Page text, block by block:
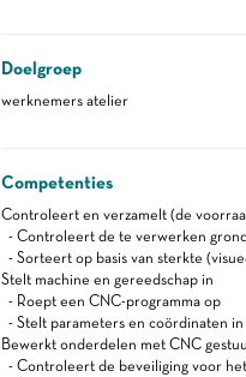
Doelgroep
werknemers atelier
Competenties
Controleert en verzamelt (de
- Controleert de te verwerken
- Sorteert op basis van sterkte
Stelt machine en gereedschap in
- Roept een CNC-programma op
- Stelt parameters en coördinaten in
Bewerkt onderdelen met CNC
- Controleert de beveiliging voor